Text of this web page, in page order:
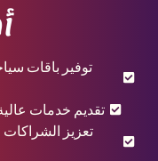
توفير باقات
تقديم خدمات
تعزيز